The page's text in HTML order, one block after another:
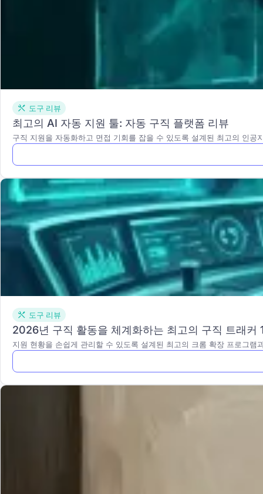
도구 리뷰
최고의 AI 자동 지원 툴: 자동 구직 플랫폼 리뷰
구직 지원을 자동화하고 면접 기회를 잡을 수 있도록 설계된 최고의 인공
도구 리뷰
2026년 구직 활동을 체계화하는 최고의 구직 트래커
지원 현황을 손쉽게 관리할 수 있도록 설계된 최고의 크롬 확장 프로그램